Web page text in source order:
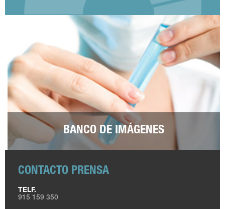
BANCO DE IMÁGENES
CONTACTO PRENSA
TELF.
915 159 350